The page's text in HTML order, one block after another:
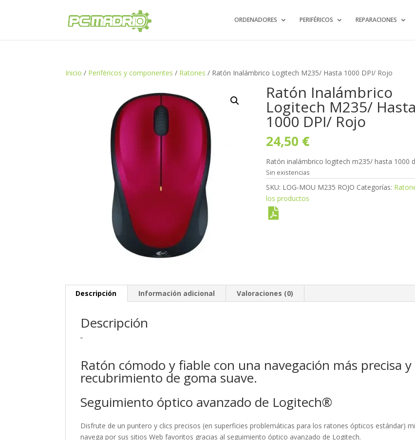
ORDENADORES PERIFÉRICOS REPARACIONES
Inicio / Periféricos y componentes / Ratones / Ratón Inalámbrico Logitech M235/ Hasta 1000 DPI/ Rojo
Ratón Inalámbrico
Logitech M235/ Hasta
1000 DPI/ Rojo
24,50 €
Ratón inalámbrico logitech m235/ hasta 1000
Sin existencias
SKU: LOG-MOU M235 ROJO Categorías:
los productos
Descripción Información adicional Valoraciones (0)
Descripción
”
Ratón cómodo y fiable con una navegación más precisa y
recubrimiento de goma suave.
Seguimiento óptico avanzado de Logitech®
Disfrute de un puntero y clics precisos (en superficies problemáticas para los ratones ópticos estándar)
navega por sus sitios Web favoritos gracias al seguimiento óptico avanzado de Logitech.